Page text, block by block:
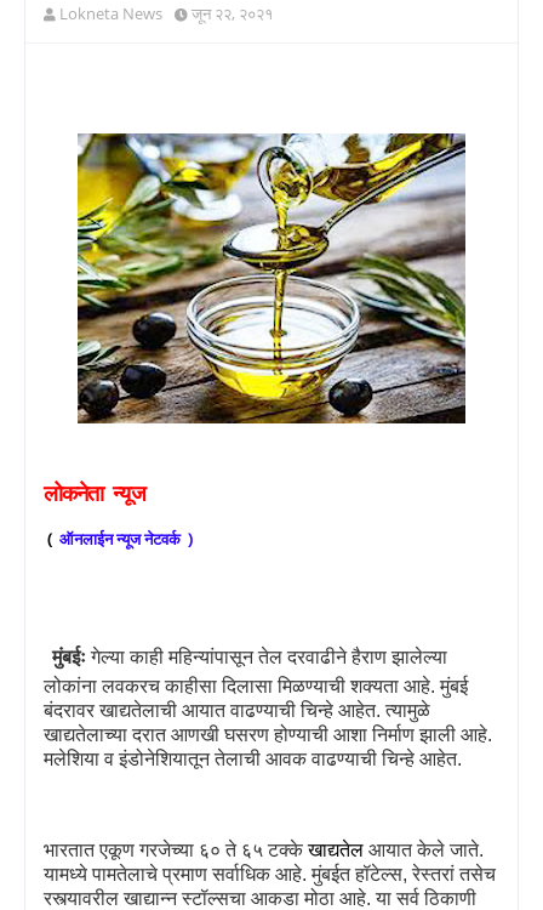
Lokneta News जून २२, २०२१
लोकनेता न्यूज
( ऑनलाईनन्यूजनेटवर्क)
मुंबईः गेल्या काही महिन्यांपासून तेल दरवाढीने हैराण झालेल्या
लोकांना लवकरच काहीसा दिलासा मिळण्याची शक्यता आहे. मुंबई
बंदरावर खाद्यतेलाची आयात वाढण्याची चिन्हे आहेत. त्यामुळे
खाद्यतेलाच्या दरात आणखी घसरण होण्याची आशा निर्माण झाली आहे.
मलेशिया व इंडोनेशियातून तेलाची आवक वाढण्याची चिन्हे आहेत.
भारतात एकूण गरजेच्या ६० ते ६५ टक्के खाद्यतेल आयात केले जाते.
यामध्ये पामतेलाचे प्रमाण सर्वाधिक आहे. मुंबईत हॉटेल्स,रेस्तरां तसेच
रस्त्यावरील खाद्यान्न स्टॉल्सचा आकडा मोठा आहे. या सर्व ठिकाणी